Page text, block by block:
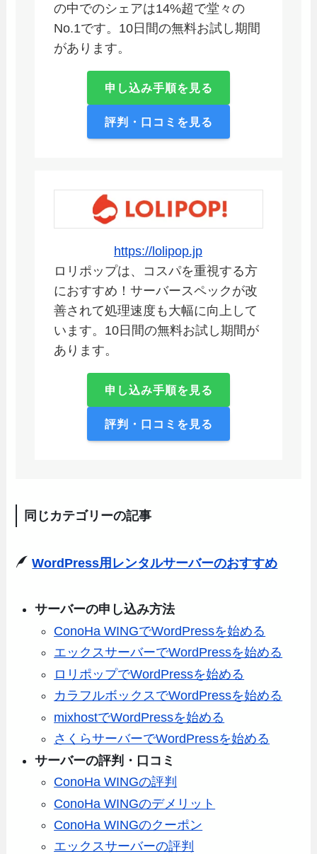
の中でのシェアは14%超で堂々の
No.1です。10日間の無料お試し期間
があります。
申し込み手順を見る
評判・口コミを見る
https://lolipop.jp
ロリポップは、コスパを重視する方
におすすめ！サーバースペックが改
善されて処理速度も大幅に向上して
います。10日間の無料お試し期間が
あります。
申し込み手順を見る
評判・口コミを見る
同じカテゴリーの記事
WordPress用レンタルサーバーのおすすめ
サーバーの申し込み方法
ConoHa WINGでWordPressを始める
エックスサーバーでWordPressを始める
ロリポップでWordPressを始める
カラフルボックスでWordPressを始める
mixhostでWordPressを始める
さくらサーバーでWordPressを始める
サーバーの評判・口コミ
ConoHa WINGの評判
ConoHa WINGのデメリット
ConoHa WINGのクーポン
エックスサーバーの評判